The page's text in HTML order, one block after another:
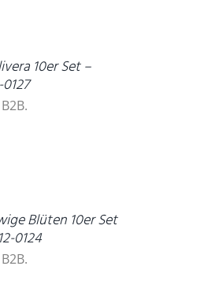
10er Set –
Blüten 10er Set
0124